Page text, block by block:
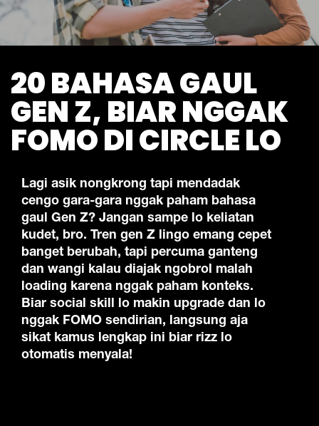
20 BAHASA GAUL
GEN Z, BIAR NGGAK
FOMO DI CIRCLE LO
Lagi asik nongkrong tapi mendadak
cengo gara-gara nggak paham bahasa
gaul Gen Z? Jangan sampe lo keliatan
kudet, bro. Tren gen Z lingo emang cepet
banget berubah, tapi percuma ganteng
dan wangi kalau diajak ngobrol malah
loading karena nggak paham konteks.
Biar social skill lo makin upgrade dan lo
nggak FOMO sendirian, langsung aja
sikat kamus lengkap ini biar rizz lo
otomatis menyala!